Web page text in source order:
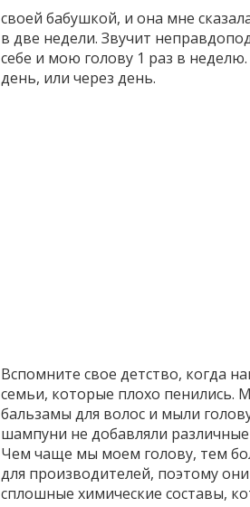
своей бабушкой, и она мне
в две недели. Звучит
себе и мою голову 1 раз в
день, или через день.
Вспомните свое детство, когда
семьи, которые плохо пенились.
бальзамы для волос и мыли
шампуни не добавляли
Чем чаще мы моем голову, тем
для производителей, поэтому
сплошные химические составы,